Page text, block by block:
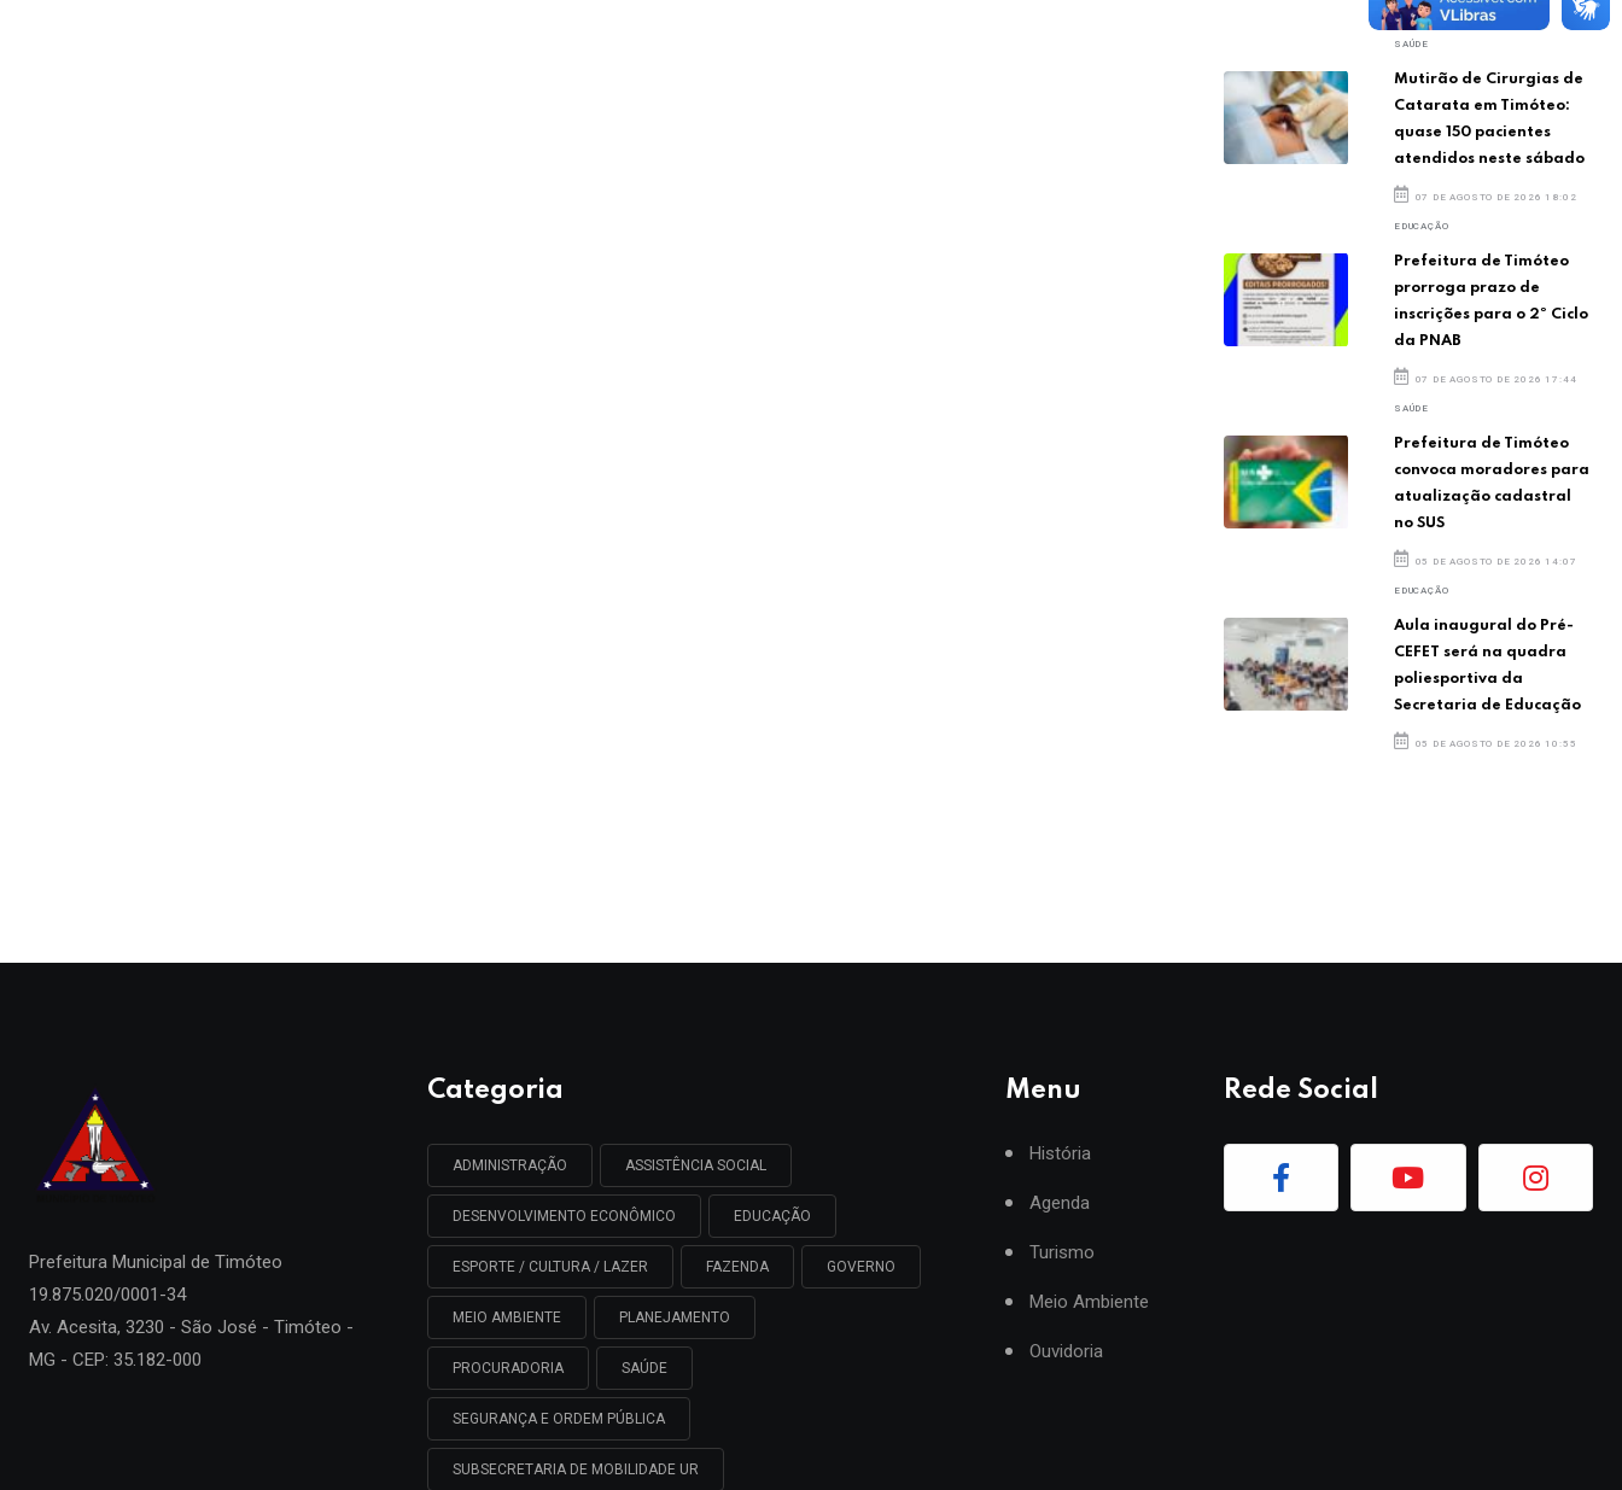
SAÚDE
Mutirão de Cirurgias de
Catarata em Timóteo:
quase 150 pacientes
atendidos neste sábado
07 DE AGOSTO DE 2026 18:02
EDUCAÇÃO
Prefeitura de Timóteo
prorroga prazo de
inscrições para o 2º Ciclo
da PNAB
07 DE AGOSTO DE 2026 17:44
SAÚDE
Prefeitura de Timóteo
convoca moradores para
atualização cadastral
no SUS
05 DE AGOSTO DE 2026 14:07
EDUCAÇÃO
Aula inaugural do Pré-
CEFET será na quadra
poliesportiva da
Secretaria de Educação
05 DE AGOSTO DE 2026 10:55
Prefeitura Municipal de Timóteo
19.875.020/0001-34
Av. Acesita, 3230 - São José - Timóteo -
MG - CEP: 35.182-000
Categoria
ADMINISTRAÇÃO ASSISTÊNCIA SOCIAL
DESENVOLVIMENTO ECONÔMICO EDUCAÇÃO
ESPORTE / CULTURA / LAZER FAZENDA GOVERNO
MEIO AMBIENTE PLANEJAMENTO
PROCURADORIA SAÚDE
SEGURANÇA E ORDEM PÚBLICA
SUBSECRETARIA DE MOBILIDADE UR
Menu
História
Agenda
Turismo
Meio Ambiente
Ouvidoria
Rede Social